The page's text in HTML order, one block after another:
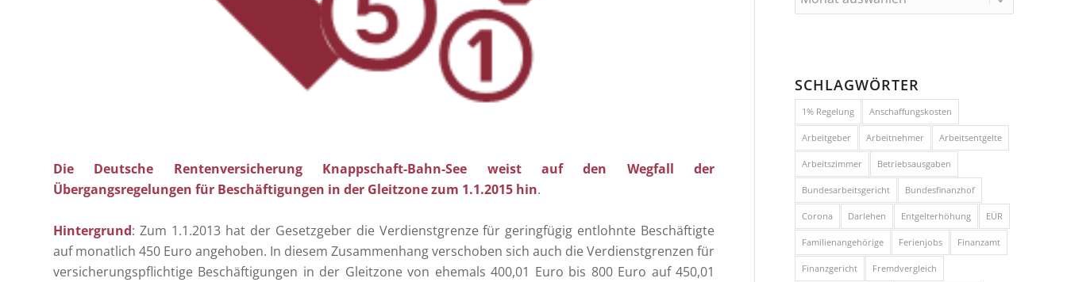
Die Deutsche Rentenversicherung Knappschaft-Bahn-See weist auf den Wegfall der
Übergangsregelungen für Beschäftigungen in der Gleitzone zum 1.1.2015 hin.
Hintergrund: Zum 1.1.2013 hat der Gesetzgeber die Verdienstgrenze für geringfügig entlohnte Beschäftigte
auf monatlich 450 Euro angehoben. In diesem Zusammenhang verschoben sich auch die Verdienstgrenzen für
versicherungspflichtige Beschäftigungen in der Gleitzone von ehemals 400,01 Euro bis 800 Euro auf 450,01
SCHLAGWÖRTER
1% Regelung Anschaffungskosten
Arbeitgeber Arbeitnehmer Arbeitsentgelte
Arbeitszimmer Betriebsausgaben
Bundesarbeitsgericht Bundesfinanzhof
Corona Darlehen Entgelterhöhung EÜR
Familienangehörige Ferienjobs Finanzamt
Finanzgericht Fremdvergleich